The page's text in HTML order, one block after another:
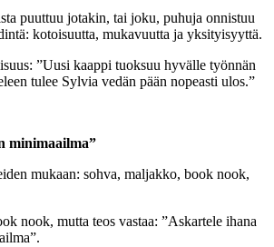
puuttuu jotakin, tai joku, puhuja onnistuu
kotoisuutta, mukavuutta ja yksityisyyttä.
”Uusi kaappi tuoksuu hyvälle työnnän
tulee Sylvia vedän pään nopeasti ulos.”
minimaailma”
mukaan: sohva, maljakko, book nook,
nook, mutta teos vastaa: ”Askartele ihana